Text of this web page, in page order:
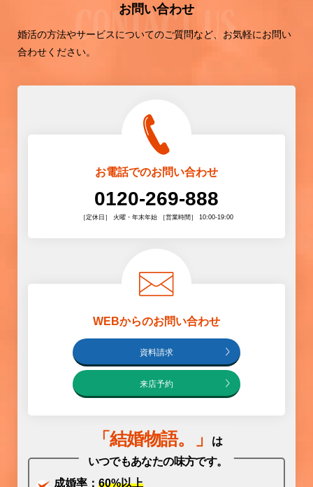
お問い合わせ
婚活の方法やサービスについてのご質問など、お気軽にお問い
合わせください。
お電話でのお問い合わせ
0120-269-888
［定休日］ 火曜・年末年始 ［営業時間］ 10:00-19:00
WEBからのお問い合わせ
資料請求
来店予約
「 結婚物語。」
は
いつでもあなたの味方です。
成婚率： 60%以上